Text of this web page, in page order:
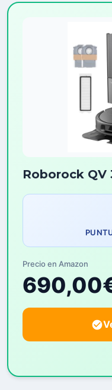
Roborock QV
Precio en Amazon